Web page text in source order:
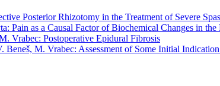
Posterior Rhizotomy in the Treatment of Severe
as a Causal Factor of Biochemical Changes in
Vrabec: Postoperative Epidural Fibrosis
M. Vrabec: Assessment of Some Initial